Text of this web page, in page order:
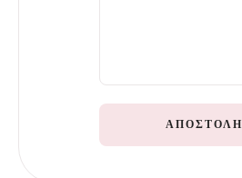
ΑΠΟΣΤΟΛΉ